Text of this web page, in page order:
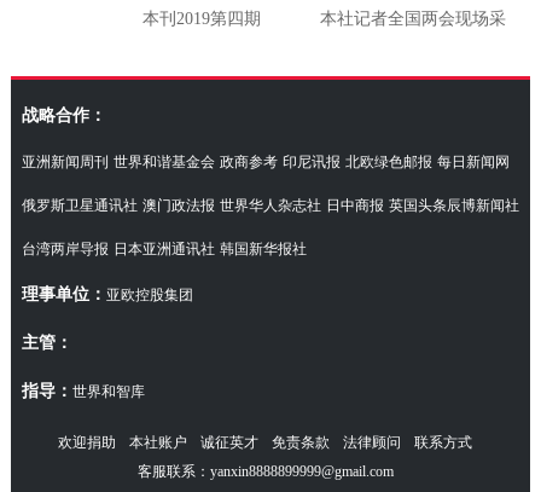
本刊2019第四期 本社记者全国两会现场采
访湖南代表团
战略合作：
亚洲新闻周刊 世界和谐基金会 政商参考 印尼讯报 北欧绿色邮报 每日新闻网
俄罗斯卫星通讯社 澳门政法报 世界华人杂志社 日中商报 英国头条辰博新闻社
台湾两岸导报 日本亚洲通讯社 韩国新华报社
理事单位： 亚欧控股集团
主管：
指导： 世界和智库
欢迎捐助 本社账户 诚征英才 免责条款 法律顾问
联系方式
客服联系：yanxin8888899999@gmail.com